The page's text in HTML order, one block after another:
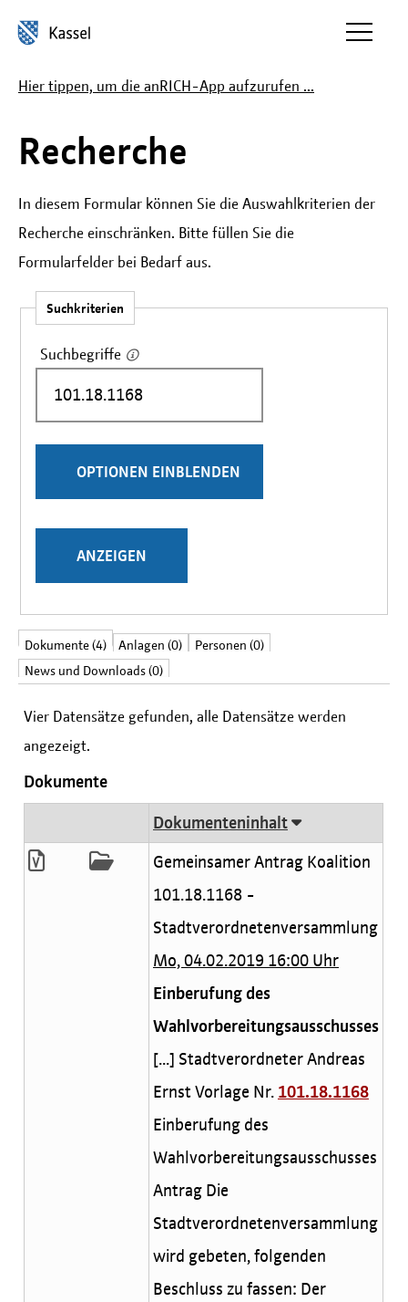
Inhalt anspringen
Hier tippen, um die anRICH-App aufzurufen ...
Recherche
In diesem Formular können Sie die Auswahlkriterien der
Recherche einschränken. Bitte füllen Sie die
Formularfelder bei Bedarf aus.
Suchkriterien
Suchbegriffe
Stichwörter
Vollständig anzeigen
Ergebnisse pro Seite
Dokumente (4) Anlagen (0)
Personen (0)
News und Downloads (0)
Vier Datensätze gefunden, alle Datensätze werden
angezeigt.
Dokumente
Dokumenteninhalt
Gemeinsamer Antrag Koalition
101.18.1168 -
Stadtverordnetenversammlung
Mo, 04.02.2019 16:00 Uhr
Einberufung des
Wahlvorbereitungsausschusses
[...] Stadtverordneter Andreas
Ernst Vorlage Nr. 101.18.1168
Einberufung des
Wahlvorbereitungsausschusses
Antrag Die
Stadtverordnetenversammlung
wird gebeten, folgenden
Beschluss zu fassen: Der